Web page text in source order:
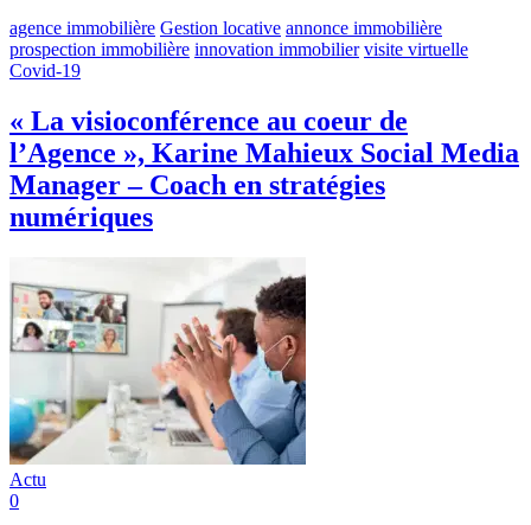
agence immobilière Gestion locative annonce immobilière
prospection immobilière innovation immobilier visite virtuelle
Covid-19
« La visioconférence au coeur de
l’Agence », Karine Mahieux Social Media
Manager – Coach en stratégies
numériques
Actu
0